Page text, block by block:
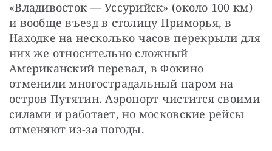
«Владивосток — Уссурийск» (около 100 км)
и вообще въезд в столицу Приморья, в
Находке на несколько часов перекрыли для
них же относительно сложный
Американский перевал, в Фокино
отменили многострадальный паром на
остров Путятин. Аэропорт чистится своими
силами и работает, но московские рейсы
отменяют из-за погоды.